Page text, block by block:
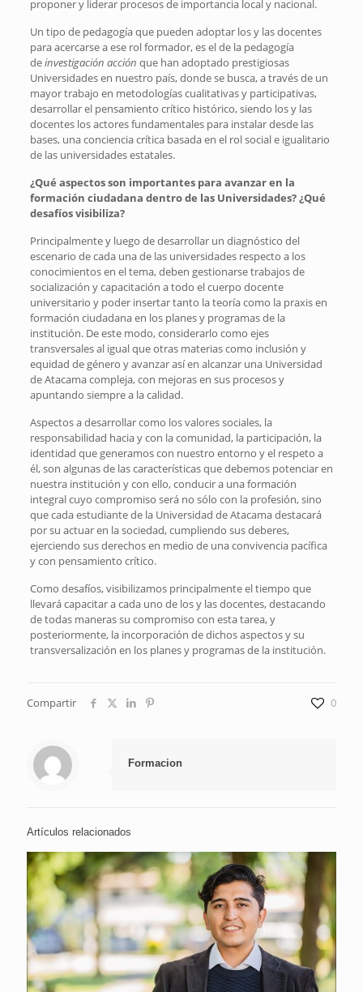
proponer y liderar procesos de importancia local y nacional.
Un tipo de pedagogía que pueden adoptar los y las docentes
para acercarse a ese rol formador, es el de la pedagogía
deinvestigación acción que han adoptado prestigiosas
Universidades en nuestro país, donde se busca, a través de un
mayor trabajo en metodologías cualitativas y participativas,
desarrollar el pensamiento crítico histórico, siendo los y las
docentes los actores fundamentales para instalar desde las
bases, una conciencia crítica basada en el rol social e igualitario
de las universidades estatales.
¿Qué aspectos son importantes para avanzar en la
formación ciudadana dentro de las Universidades? ¿Qué
desafíos visibiliza?
Principalmente y luego de desarrollar un diagnóstico del
escenario de cada una de las universidades respecto a los
conocimientos en el tema, deben gestionarse trabajos de
socialización y capacitación a todo el cuerpo docente
universitario y poder insertar tanto la teoría como la praxis en
formación ciudadana en los planes y programas de la
institución. De este modo, considerarlo como ejes
transversales al igual que otras materias como inclusión y
equidad de género y avanzar así en alcanzar una Universidad
de Atacama compleja, con mejoras en sus procesos y
apuntando siempre a la calidad.
Aspectos a desarrollar como los valores sociales, la
responsabilidad hacia y con la comunidad, la participación, la
identidad que generamos con nuestro entorno y el respeto a
él, son algunas de las características que debemos potenciar en
nuestra institución y con ello, conducir a una formación
integral cuyo compromiso será no sólo con la profesión, sino
que cada estudiante de la Universidad de Atacama destacará
por su actuar en la sociedad, cumpliendo sus deberes,
ejerciendo sus derechos en medio de una convivencia pacífica
y con pensamiento crítico.
Como desafíos, visibilizamos principalmente el tiempo que
llevará capacitar a cada uno de los y las docentes, destacando
de todas maneras su compromiso con esta tarea, y
posteriormente, la incorporación de dichos aspectos y su
transversalización en los planes y programas de la institución.
Compartir 0
Formacion
Artículos relacionados